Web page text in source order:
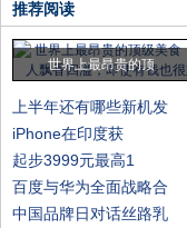
推荐阅读
世界上最昂贵的顶
上半年还有哪些新机发
iPhone在印度获
起步3999元最高1
百度与华为全面战略合
中国品牌日对话丝路乳